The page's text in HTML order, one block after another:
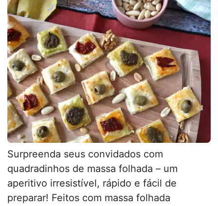
Surpreenda seus convidados com
quadradinhos de massa folhada – um
aperitivo irresistível, rápido e fácil de
preparar! Feitos com massa folhada